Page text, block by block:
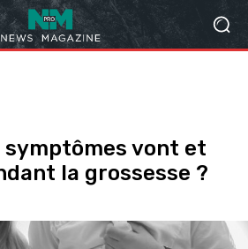
symptômes vont et
la grossesse ?